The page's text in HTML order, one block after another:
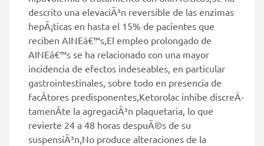
descrito una elevaciÃ³n reversible de las enzimas
hepÃ¡ticas en hasta el 15% de pacientes que
reciben AINEâ€™s,El empleo prolongado de
AINEâ€™s se ha relacionado con una mayor
incidencia de efectos indeseables, en particular
gastrointestinales, sobre todo en presencia de
facÂ­tores predisponentes,Ketorolac inhibe discreÂ­
tamenÂ­te la agregaciÃ³n plaquetaria, lo que
revierte 24 a 48 horas despuÃ©s de su
suspensiÃ³n,No produce alteraciones de la